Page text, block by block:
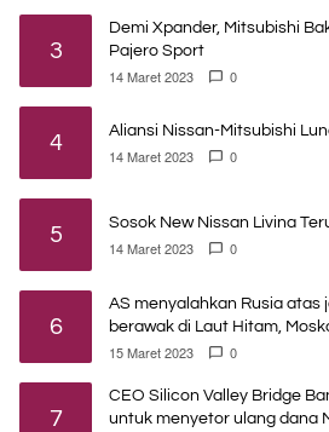
3
Demi Xpander, Mitsubishi
Pajero Sport
14 Maret 2023 0
4 Aliansi Nissan-Mitsubishi
14 Maret 2023 0
5 Sosok New Nissan Livina
14 Maret 2023 0
6
AS menyalahkan Rusia
berawak di Laut Hitam,
15 Maret 2023 0
7
CEO Silicon Valley Bridge
untuk menyetor ulang dana